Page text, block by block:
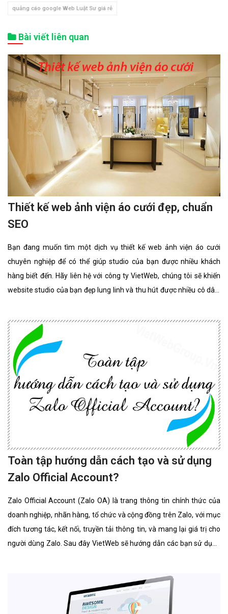
quảng cáo google Web Luật Sư giá rẻ
Bài viết liên quan
Thiết kế web ảnh viện áo cưới đẹp, chuẩn
SEO
Bạn đang muốn tìm một dịch vụ thiết kế web ảnh viện áo cưới
chuyên nghiệp để có thể giúp studio của bạn được nhiều khách
hàng biết đến. Hãy liên hệ với công ty VietWeb, chúng tôi sẽ khiến
website studio của bạn đẹp lung linh và thu hút được nhiều cô dâu,
Toàn tập hướng dẫn cách tạo và sử dụng
Zalo Official Account?
Zalo Official Account (Zalo OA) là trang thông tin chính thức của
doanh nghiệp, nhãn hàng, tổ chức và cộng đồng trên Zalo, với mục
đích tương tác, kết nối, truyền tải thông tin, và mang lại giá trị cho
người dùng Zalo. Sau đây VietWeb sẽ hướng dẫn các bạn sử dụng